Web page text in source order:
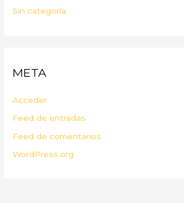
Sin categoría
META
Acceder
Feed de entradas
Feed de comentarios
WordPress.org